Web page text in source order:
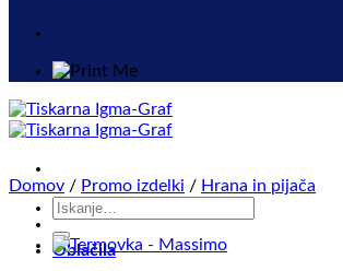
Išči:
Oblačila
Domov / Promo izdelki / Hrana in pijača